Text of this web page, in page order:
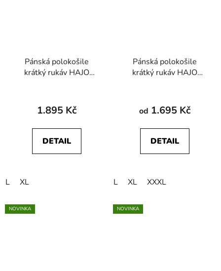
Pánská polokošile
krátký rukáv HAJO
1.895 Kč
DETAIL
L XL
Pánská polokošile
krátký rukáv HAJO
od 1.695 Kč
DETAIL
L XL XXXL
NOVINKA NOVINKA